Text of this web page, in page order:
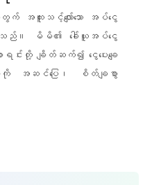
တွက် အထူးသင့်လျော်သော အပ်ငွေ
ါသည်။ မိမိ၏ ခေါ်ယူအပ်ငွေ
င်းတို့ ချိတ်ဆက်၍ ငွေပေးချေ
ားကို အဆင်ပြေ၊ စိတ်ချစွာ